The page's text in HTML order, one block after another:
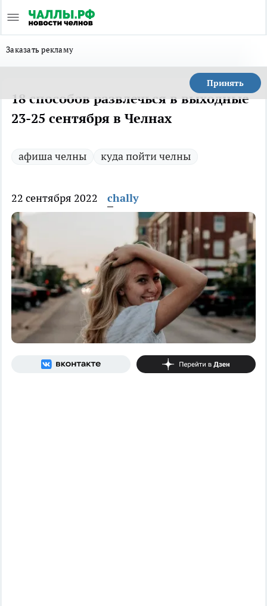
Заказать рекламу
Принять
18 способов развлечься в выходные
23-25 сентября в Челнах
афиша челны куда пойти челны
22 сентября 2022 chally